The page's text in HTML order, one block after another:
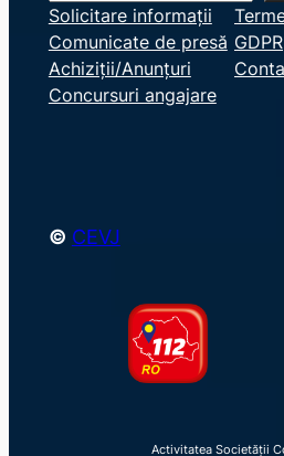
e
a
r
c
Solicitare informații
Comunicate de presă
Achiziții/Anunțuri
Concursuri angajare
GDPR
© CEVJ
Activitatea Societății